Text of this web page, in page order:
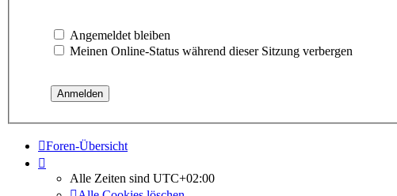
Angemeldet bleiben
Meinen Online-Status während dieser Sitzung verbergen
Foren-Übersicht
Alle Zeiten sind UTC+02:00